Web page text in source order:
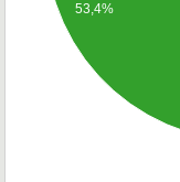
53,4%